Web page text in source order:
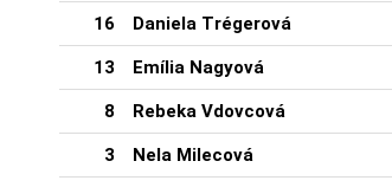
16 Daniela Trégerová
13 Emília Nagyová
8 Rebeka Vdovcová
3 Nela Milecová